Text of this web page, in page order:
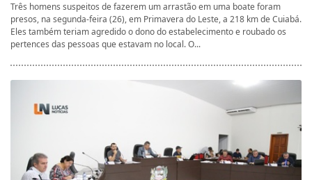
Três homens suspeitos de fazerem um arrastão em uma boate foram
presos, na segunda-feira (26), em Primavera do Leste, a 218 km de Cuiabá.
Eles também teriam agredido o dono do estabelecimento e roubado os
pertences das pessoas que estavam no local. O...